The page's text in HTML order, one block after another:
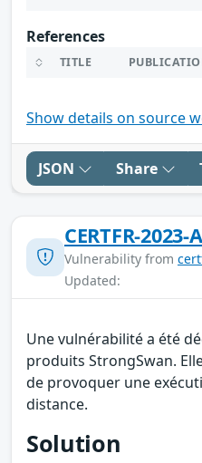
References
TITLE
Show details on source
JSON Share
CERTFR-2023-
Vulnerability from
Updated:
Une vulnérabilité a été
produits StrongSwan.
de provoquer une
distance.
Solution